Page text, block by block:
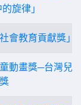
旋律」
社會教育貢獻獎」
童動畫獎─台灣兒